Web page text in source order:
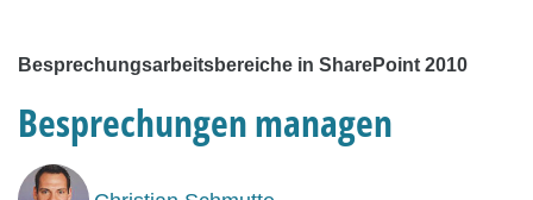
Besprechungsarbeitsbereiche in SharePoint 2010
Besprechungen managen